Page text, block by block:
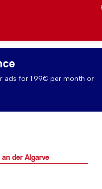
ads for 1.99€ per month or
der Algarve